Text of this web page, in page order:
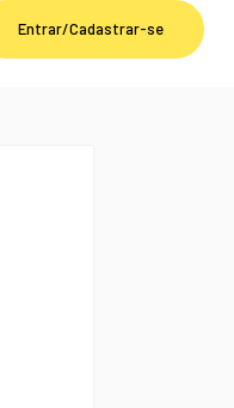
Entrar/Cadastrar-se